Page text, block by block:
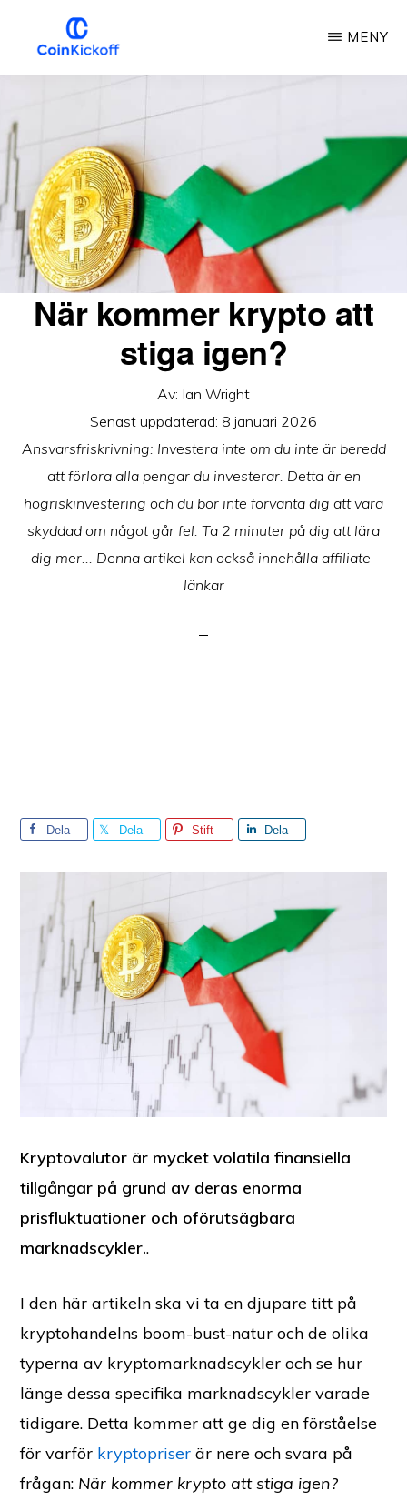
huvudinnehåll
MYNTSTART
MENY
När kommer krypto att
stiga igen?
Av: Ian Wright
Senast uppdaterad: 8 januari 2026
Ansvarsfriskrivning: Investera inte om du inte är beredd
att förlora alla pengar du investerar. Detta är en
högriskinvestering och du bör inte förvänta dig att vara
skyddad om något går fel. Ta 2 minuter på dig att lära
dig mer... Denna artikel kan också innehålla affiliate-
länkar
Dela Dela Stift Dela
Kryptovalutor är mycket volatila finansiella
tillgångar på grund av deras enorma
prisfluktuationer och oförutsägbara
marknadscykler..
I den här artikeln ska vi ta en djupare titt på
kryptohandelns boom-bust-natur och de olika
typerna av kryptomarknadscykler och se hur
länge dessa specifika marknadscykler varade
tidigare. Detta kommer att ge dig en förståelse
för varför kryptopriser är nere och svara på
frågan: När kommer krypto att stiga igen?